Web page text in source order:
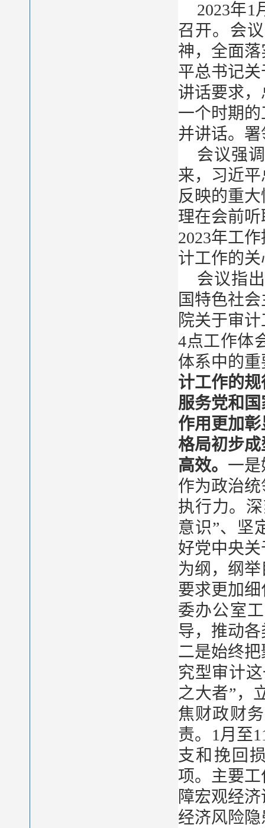
2023年1
召开。会
神，全面
平总书记
讲话要求，
一个时期
并讲话。
会议强
来，习近
反映的重
理在会前
2023年工
计工作的
会议指
国特色社
院关于审
4点工作体
体系中的
计工作的
服务党和
作用更加
格局初步
高效。 一
作为政治
执行力。
意识”、坚
好党中央
为纲，纲
要求更加
委办公室
导，推动
二是始终
究型审计
之大者”，
焦财政财
责。1月至
支和挽回
项。主要
障宏观经
经济风险